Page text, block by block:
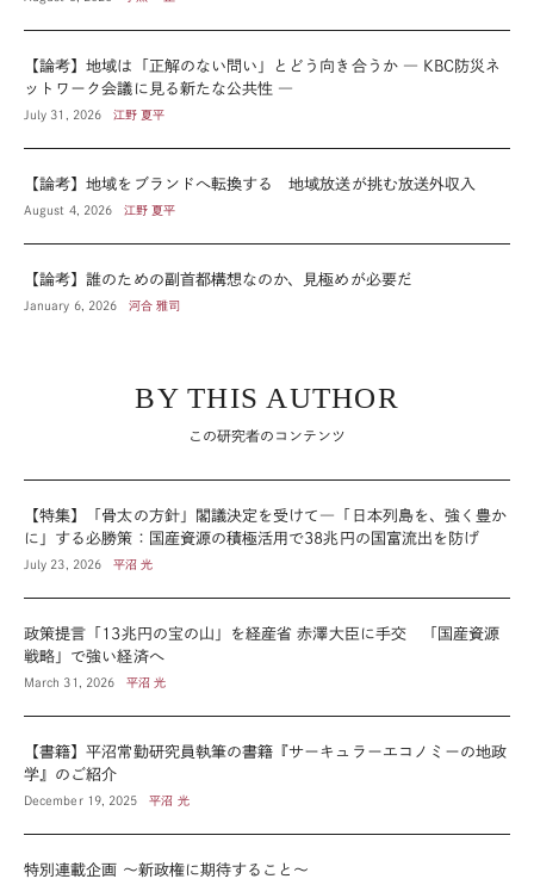
【論考】地域は「正解のない問い」とどう向き合うか ― KBC防災ネ
ットワーク会議に見る新たな公共性 ―
July 31, 2026 江野 夏平
【論考】地域をブランドへ転換する 地域放送が挑む放送外収入
August 4, 2026 江野 夏平
【論考】誰のための副首都構想なのか、見極めが必要だ
January 6, 2026 河合 雅司
BY THIS AUTHOR
この研究者のコンテンツ
【特集】「骨太の方針」閣議決定を受けて―「日本列島を、強く豊か
に」する必勝策：国産資源の積極活用で38兆円の国富流出を防げ
July 23, 2026 平沼 光
政策提言「13兆円の宝の山」を経産省 赤澤大臣に手交 「国産資源
戦略」で強い経済へ
March 31, 2026 平沼 光
【書籍】平沼常勤研究員執筆の書籍『サーキュラーエコノミーの地政
学』のご紹介
December 19, 2025 平沼 光
特別連載企画 ～新政権に期待すること～